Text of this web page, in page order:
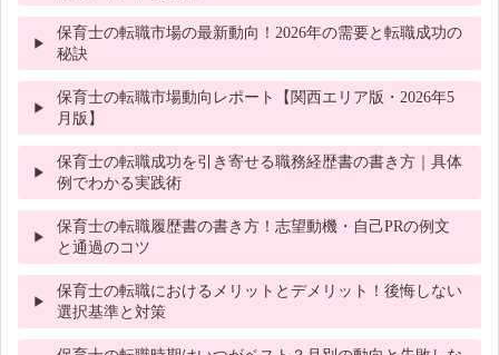
保育士の転職市場の最新動向！2026年の需要と転職成功の
秘訣
保育士の転職市場動向レポート【関西エリア版・2026年5
月版】
保育士の転職成功を引き寄せる職務経歴書の書き方｜具体
例でわかる実践術
保育士の転職履歴書の書き方！志望動機・自己PRの例文
と通過のコツ
保育士の転職におけるメリットとデメリット！後悔しない
選択基準と対策